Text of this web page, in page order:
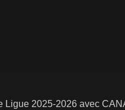
Ligue 2025-2026 avec